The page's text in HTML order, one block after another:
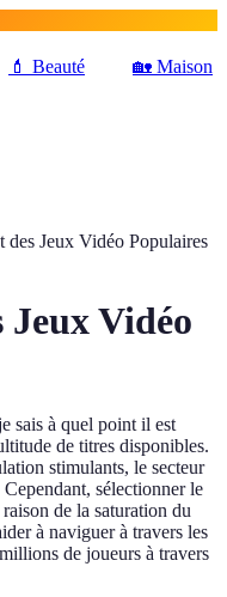
💄 Beauté 🏡 Maison
des Jeux Vidéo Populaires
Vidéo
sais à quel point il est
de titres disponibles.
stimulants, le secteur
sélectionner le
de la saturation du
à naviguer à travers les
de joueurs à travers